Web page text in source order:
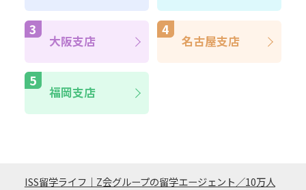
大阪支店 名古屋支店
福岡支店
ISS留学ライフ｜Z会グループの留学エージェント／10万人